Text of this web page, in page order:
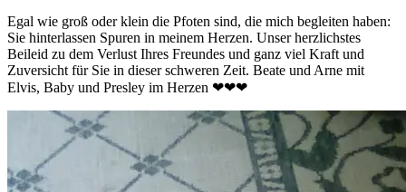
Egal wie groß oder klein die Pfoten sind, die mich begleiten haben:
Sie hinterlassen Spuren in meinem Herzen. Unser herzlichstes
Beileid zu dem Verlust Ihres Freundes und ganz viel Kraft und
Zuversicht für Sie in dieser schweren Zeit. Beate und Arne mit
Elvis, Baby und Presley im Herzen ❤❤❤